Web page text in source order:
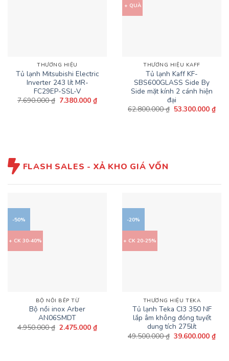
THƯƠNG HIỆU
Tủ lạnh Mitsubishi Electric
Inverter 243 lít MR-
FC29EP-SSL-V
7.690.000₫ Giá
7.380.000₫Giá
+ QUÀ
THƯƠNG HIỆU KAFF
Tủ lạnh Kaff KF-
SBS600GLASS Side By
Side mặt kính 2 cánh hiện
đại
62.800.000₫ Giá
53.300.000₫Giá
FLASH SALES - XẢ KHO GIÁ VỐN
-50%
+ CK 30-40%
BỘ NỒI BẾP TỪ
Bộ nồi inox Arber
AN06SMDT
4.950.000₫ Giá
2.475.000₫Giá
-20%
+ CK 20-25%
THƯƠNG HIỆU TEKA
Tủ lạnh Teka CI3 350 NF
lắp âm không đóng tuyết
dung tích 275lít
49.500.000₫ Giá
39.600.000₫Giá